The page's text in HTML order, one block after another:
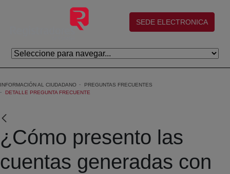
Saltar al contenido principal
(abre en nueva ventana)
SEDE ELECTRONICA
INFORMACIÓN AL CIUDADANO
PREGUNTAS FRECUENTES
DETALLE PREGUNTA FRECUENTE
¿Cómo presento las
cuentas generadas con